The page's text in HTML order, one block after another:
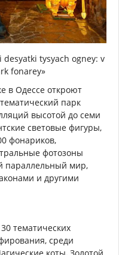
desyatki tysyach ogney: v
fonarey»
в Одессе откроют
парк
высотой до семи
световые фигуры,
фонариков,
фотозоны
параллельный мир,
и другими
тематических
среди